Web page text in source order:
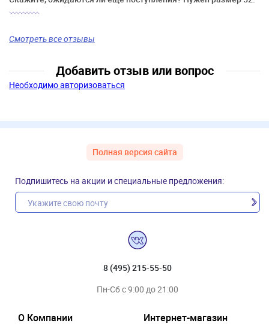
Смотреть все отзывы
Добавить отзыв или вопрос
Необходимо авторизоваться
Полная версия сайта
Подпишитесь на акции и специальные предложения:
8 (495) 215-55-50
Пн-Сб с 9:00 до 21:00
О Компании Интернет-магазин